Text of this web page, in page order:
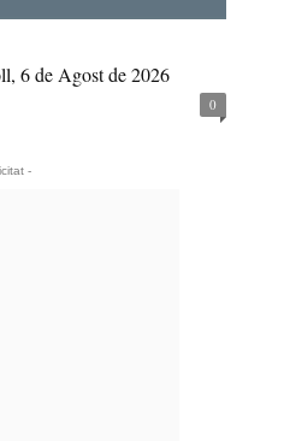
6 de Agost de 2026
0
-